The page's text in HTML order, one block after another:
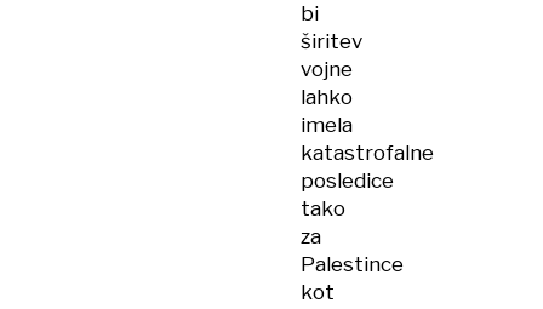
bi
širitev
vojne
lahko
imela
katastrofalne
posledice
tako
za
Palestince
kot